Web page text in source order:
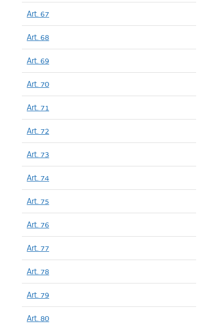
Art. 67
Art. 68
Art. 69
Art. 70
Art. 71
Art. 72
Art. 73
Art. 74
Art. 75
Art. 76
Art. 77
Art. 78
Art. 79
Art. 80